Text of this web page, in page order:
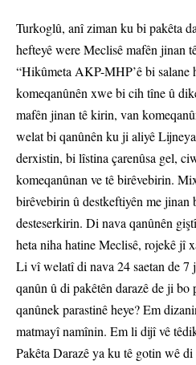
Turkoglû, anî ziman ku bi pakêta
hefteyê were Meclisê mafên jinan
“Hikûmeta AKP-MHP’ê bi salane
komeqanûnên xwe bi cih tîne û
mafên jinan tê kirin, van
welat bi qanûnên ku ji aliyê
derxistin, bi lîstina çarenûsa gel,
komeqanûnan ve tê birêvebirin.
birêvebirin û destkeftiyên me jinan
desteserkirin. Di nava qanûnên
heta niha hatine Meclisê, rojekê jî
Li vî welatî di nava 24 saetan de
qanûn û di pakêtên darazê de ji
qanûnek parastinê heye? Em
matmayî namînin. Em li dijî vê
Pakêta Darazê ya ku tê gotin wê